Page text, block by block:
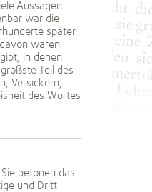
Aussagen
war die
später
waren
in denen
Teil des
Versickern,
des Wortes
betonen das
und Dritt-